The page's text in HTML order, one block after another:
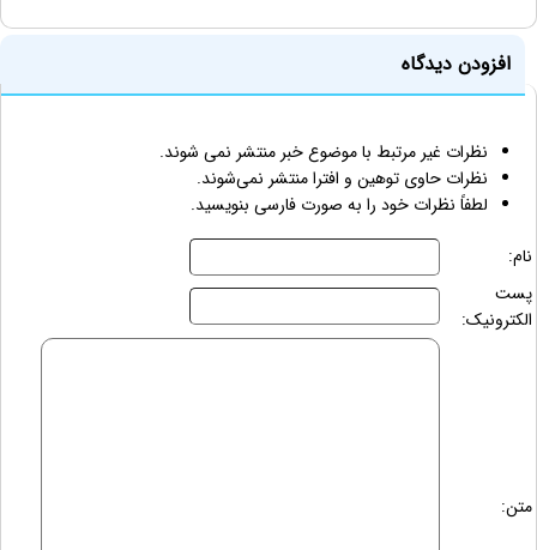
افزودن دیدگاه
نظرات غیر مرتبط با موضوع خبر منتشر نمی شوند.
نظرات حاوی توهین و افترا منتشر نمی‌شوند.
لطفاً نظرات خود را به صورت فارسی بنویسید.
نام:
پست
الکترونیک:
متن: